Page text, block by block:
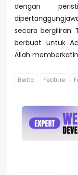
dengan
secara bergiliran.
berbuat untuk
Allah
Berita Feature